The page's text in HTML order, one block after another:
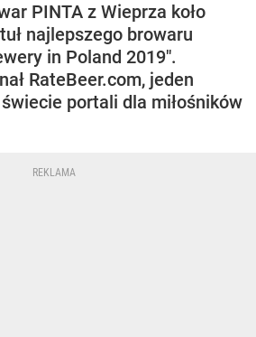
PINTA z Wieprza koło
najlepszego browaru
in Poland 2019".
RateBeer.com, jeden
portali dla miłośników